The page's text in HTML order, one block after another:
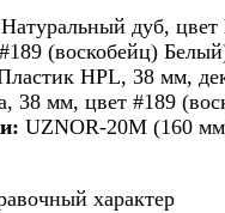
дуб,
(воскобейц)
HPL, 38 мм,
38 мм, цвет #189
UZNOR-20M (160
характер